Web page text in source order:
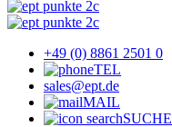
+49 (0) 8861 2501 0
TEL
sales@ept.de
MAIL
SUCHE